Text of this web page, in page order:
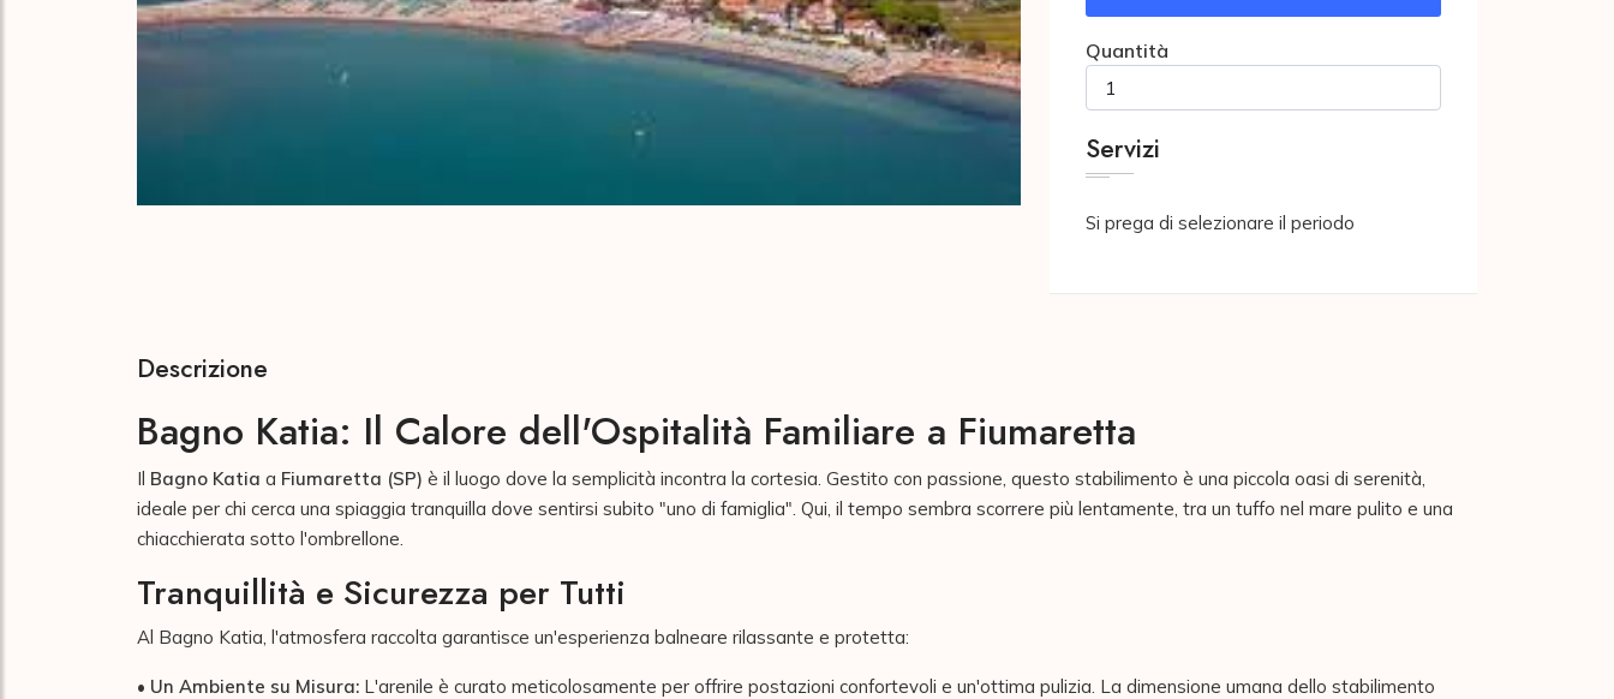
Quantità
Servizi
Si prega di selezionare il periodo
Descrizione
Bagno Katia: Il Calore dell'Ospitalità Familiare a Fiumaretta
Il Bagno Katia a Fiumaretta (SP) è il luogo dove la semplicità incontra la cortesia. Gestito con passione, questo stabilimento è una piccola oasi di serenità,
ideale per chi cerca una spiaggia tranquilla dove sentirsi subito "uno di famiglia". Qui, il tempo sembra scorrere più lentamente, tra un tuffo nel mare pulito e una
chiacchierata sotto l'ombrellone.
Tranquillità e Sicurezza per Tutti
Al Bagno Katia, l'atmosfera raccolta garantisce un'esperienza balneare rilassante e protetta:
• Un Ambiente su Misura: L'arenile è curato meticolosamente per offrire postazioni confortevoli e un'ottima pulizia. La dimensione umana dello stabilimento